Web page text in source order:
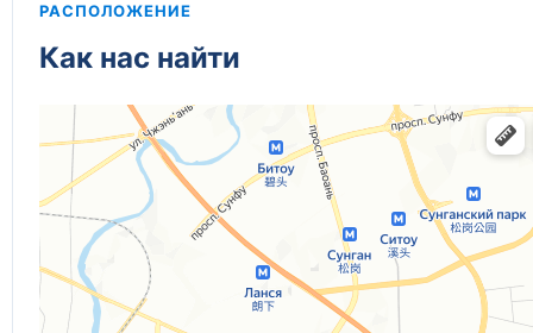
РАСПОЛОЖЕНИЕ
Как нас найти